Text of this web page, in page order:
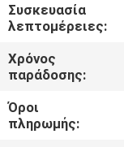
ΜΑΣ
ΕΛΆΤΕ
ΣΕ
ΕΠΑΦΉ
ΜΕ
Συσκευασία
λεπτομέρειες:
Χρόνος
παράδοσης:
Όροι
πληρωμής: